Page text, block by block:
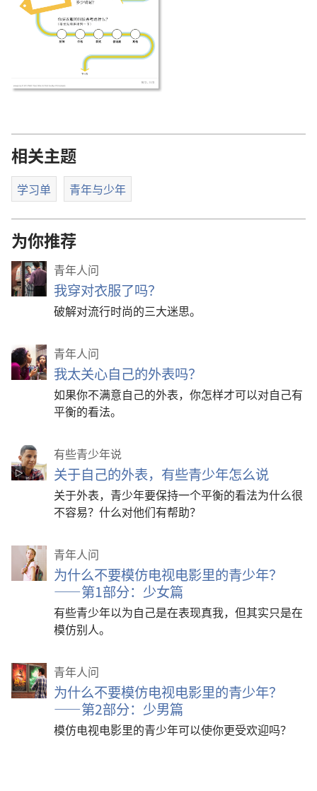
相关主题
学习单 青年与少年
为你推荐
青年人问
我穿对衣服了吗？
破解对流行时尚的三大迷思。
青年人问
我太关心自己的外表吗？
如果你不满意自己的外表，你怎样才可以对自己有
平衡的看法。
有些青少年说
关于自己的外表，有些青少年怎么说
关于外表，青少年要保持一个平衡的看法为什么很
不容易？什么对他们有帮助？
青年人问
为什么不要模仿电视电影里的青少年？
——第1部分：少女篇
有些青少年以为自己是在表现真我，但其实只是在
模仿别人。
青年人问
为什么不要模仿电视电影里的青少年？
——第2部分：少男篇
模仿电视电影里的青少年可以使你更受欢迎吗？